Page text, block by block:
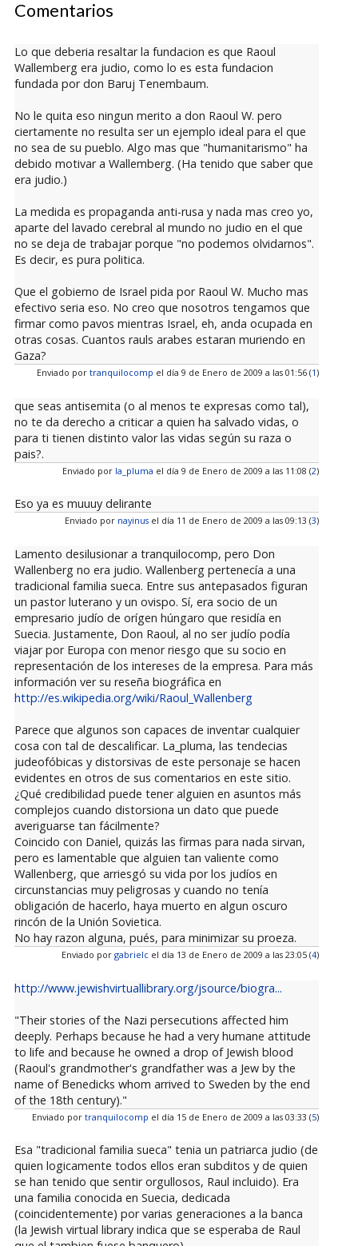
Comentarios
Lo que deberia resaltar la fundacion es que Raoul
Wallemberg era judio, como lo es esta fundacion
fundada por don Baruj Tenembaum.
No le quita eso ningun merito a don Raoul W. pero
ciertamente no resulta ser un ejemplo ideal para el que
no sea de su pueblo. Algo mas que "humanitarismo" ha
debido motivar a Wallemberg. (Ha tenido que saber que
era judio.)
La medida es propaganda anti-rusa y nada mas creo yo,
aparte del lavado cerebral al mundo no judio en el que
no se deja de trabajar porque "no podemos olvidarnos".
Es decir, es pura politica.
Que el gobierno de Israel pida por Raoul W. Mucho mas
efectivo seria eso. No creo que nosotros tengamos que
firmar como pavos mientras Israel, eh, anda ocupada en
otras cosas. Cuantos rauls arabes estaran muriendo en
Gaza?
Enviado por tranquilocomp el día 9 de Enero de 2009 a las 01:56 (1)
que seas antisemita (o al menos te expresas como tal),
no te da derecho a criticar a quien ha salvado vidas, o
para ti tienen distinto valor las vidas según su raza o
pais?.
Enviado por la_pluma el día 9 de Enero de 2009 a las 11:08 (2)
Eso ya es muuuy delirante
Enviado por nayinusel día 11 de Enero de 2009 a las 09:13 (3)
Lamento desilusionar a tranquilocomp, pero Don
Wallenberg no era judio. Wallenberg pertenecía a una
tradicional familia sueca. Entre sus antepasados figuran
un pastor luterano y un ovispo. Sí, era socio de un
empresario judío de orígen húngaro que residía en
Suecia. Justamente, Don Raoul, al no ser judío podía
viajar por Europa con menor riesgo que su socio en
representación de los intereses de la empresa. Para más
información ver su reseña biográfica en
http://es.wikipedia.org/wiki/Raoul_Wallenberg
Parece que algunos son capaces de inventar cualquier
cosa con tal de descalificar. La_pluma, las tendecias
judeofóbicas y distorsivas de este personaje se hacen
evidentes en otros de sus comentarios en este sitio.
¿Qué credibilidad puede tener alguien en asuntos más
complejos cuando distorsiona un dato que puede
averiguarse tan fácilmente?
Coincido con Daniel, quizás las firmas para nada sirvan,
pero es lamentable que alguien tan valiente como
Wallenberg, que arriesgó su vida por los judíos en
circunstancias muy peligrosas y cuando no tenía
obligación de hacerlo, haya muerto en algun oscuro
rincón de la Unión Sovietica.
No hay razon alguna, pués, para minimizar su proeza.
Enviado por gabrielcel día 13 de Enero de 2009 a las 23:05 (4)
http://www.jewishvirtuallibrary.org/jsource/biogra...
"Their stories of the Nazi persecutions affected him
deeply. Perhaps because he had a very humane attitude
to life and because he owned a drop of Jewish blood
(Raoul's grandmother's grandfather was a Jew by the
name of Benedicks whom arrived to Sweden by the end
of the 18th century)."
Enviado por tranquilocomp el día 15 de Enero de 2009 a las 03:33 (5)
Esa "tradicional familia sueca" tenia un patriarca judio (de
quien logicamente todos ellos eran subditos y de quien
se han tenido que sentir orgullosos, Raul incluido). Era
una familia conocida en Suecia, dedicada
(coincidentemente) por varias generaciones a la banca
(la Jewish virtual library indica que se esperaba de Raul